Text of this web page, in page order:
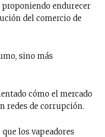
proponiendo endurecer
del comercio de
sino más
cómo el mercado
redes de corrupción.
los vapeadores